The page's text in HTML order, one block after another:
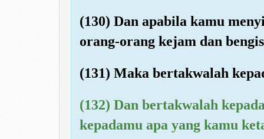
(130) Dan apabila kamu
orang-orang kejam dan
(131) Maka bertakwalah
(132) Dan bertakwalah
kepadamu apa yang kamu